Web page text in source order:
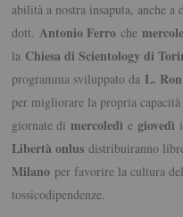
abilità a nostra insaputa, anche
dott.Antonio Ferro che
la Chiesa di Scientology di
programma sviluppato da L.
per migliorare la propria
giornate dimercoledì egiovedì
Libertà onlus distribuiranno
Milano per favorire la cultura
tossicodipendenze.